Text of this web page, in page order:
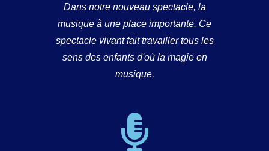
Dans notre nouveau spectacle, la
musique à une place importante. Ce
spectacle vivant fait travailler tous les
sens des enfants d'où la magie en
musique.